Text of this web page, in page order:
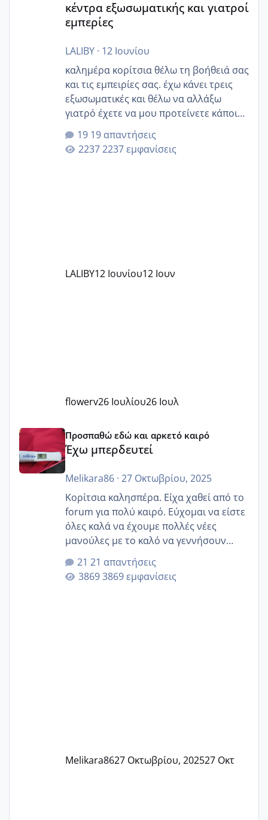
κέντρα εξωσωματικής και γιατροί
εμπερίες
LALIBY· 12 Ιουνίου
καλημέρα κορίτσια θέλω τη βοήθειά σας
και τις εμπειρίες σας. έχω κάνει τρεις
εξωσωματικές και θέλω να αλλάξω
γιατρό έχετε να μου προτείνετε κάποιον
που μείνατε ευχαριστημένες και είχατε
επιιτυχία? έκανα στο υγεία με τον
ζερβομανωλάκη (δεν το εψαξε καθόλου
19 απαντήσεις
2237 εμφανίσεις
LALIBY12 Ιουνίου12 Ιουν
flowerv26 Ιουλίου26 Ιουλ
Έχω μπερδευτεί
Προσπαθώ εδώ και αρκετό καιρό
Έχω μπερδευτεί
Melikara86· 27 Οκτωβρίου, 2025
Κορίτσια καλησπέρα. Είχα χαθεί από το
forum για πολύ καιρό. Εύχομαι να είστε
όλες καλά να έχουμε πολλές νέες
μανούλες με το καλό να γεννήσουν
αυτές που ήδη περιμένουν. Να πάρουν
γερα μωράκια στην αγκαλίτσα τους
🙏🏼🙏🏼 Ας πάμε λοιπόν στο θέμα μου.
21 απαντήσεις
3869 εμφανίσεις
Melikara8627 Οκτωβρίου, 202527 Οκτ